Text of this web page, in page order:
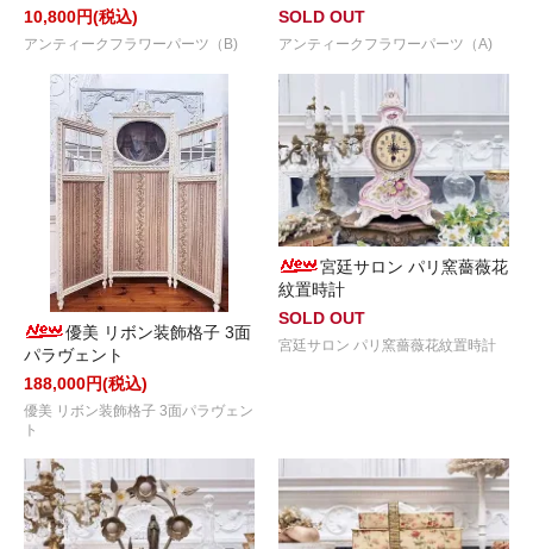
10,800円(税込)
アンティークフラワーパーツ（B)
SOLD OUT
アンティークフラワーパーツ（A)
優美 リボン装飾格子 3面
パラヴェント
188,000円(税込)
優美 リボン装飾格子 3面パラヴェン
ト
宮廷サロン パリ窯薔薇花
紋置時計
SOLD OUT
宮廷サロン パリ窯薔薇花紋置時計